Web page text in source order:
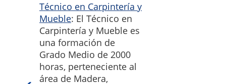
Técnico en Carpintería y
Mueble: El Técnico en
Carpintería y Mueble es
una formación de
Grado Medio de 2000
horas, perteneciente al
área de Madera,